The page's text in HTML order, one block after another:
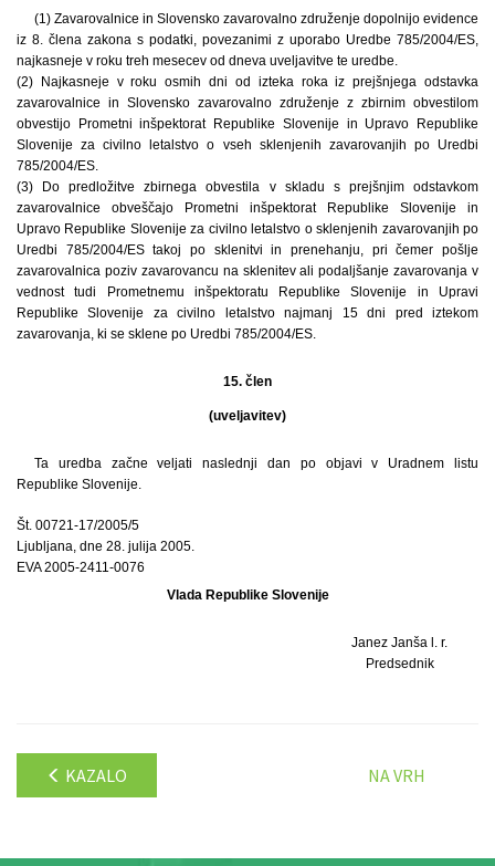
(1) Zavarovalnice in Slovensko zavarovalno združenje dopolnijo evidence
iz 8. člena zakona s podatki, povezanimi z uporabo Uredbe 785/2004/ES,
najkasneje v roku treh mesecev od dneva uveljavitve te uredbe.
(2) Najkasneje v roku osmih dni od izteka roka iz prejšnjega odstavka
zavarovalnice in Slovensko zavarovalno združenje z zbirnim obvestilom
obvestijo Prometni inšpektorat Republike Slovenije in Upravo Republike
Slovenije za civilno letalstvo o vseh sklenjenih zavarovanjih po Uredbi
785/2004/ES.
(3) Do predložitve zbirnega obvestila v skladu s prejšnjim odstavkom
zavarovalnice obveščajo Prometni inšpektorat Republike Slovenije in
Upravo Republike Slovenije za civilno letalstvo o sklenjenih zavarovanjih po
Uredbi 785/2004/ES takoj po sklenitvi in prenehanju, pri čemer pošlje
zavarovalnica poziv zavarovancu na sklenitev ali podaljšanje zavarovanja v
vednost tudi Prometnemu inšpektoratu Republike Slovenije in Upravi
Republike Slovenije za civilno letalstvo najmanj 15 dni pred iztekom
zavarovanja, ki se sklene po Uredbi 785/2004/ES.
15. člen
(uveljavitev)
Ta uredba začne veljati naslednji dan po objavi v Uradnem listu
Republike Slovenije.
Št. 00721-17/2005/5
Ljubljana, dne 28. julija 2005.
EVA 2005-2411-0076
Vlada Republike Slovenije
Janez Janša l. r.
Predsednik
KAZALO NA VRH